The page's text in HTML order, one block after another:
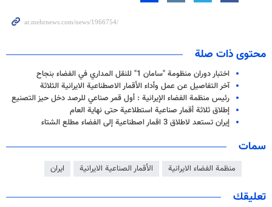
محتوى ذات صلة
اختبار دوران منظومة "سامان 1" للنقل المداري في الفضاء بنجاح
آخر التفاصيل عن عمل وأداء الأقمار الاصطناعية الايرانية الثلاثة
رئيس منظمة الفضاء الإيرانية : أول قمر صناعي للرصد دخل حيز التصنيع
إطلاق ثلاثة أقمار صناعية استطلاعية حتى نهاية العام
إيران تستعد لاطلاق 3 اقمار اصطناعية إلى الفضاء مطلع الشتاء
سمات
منظمة الفضاء الايرانية الأقمار الصناعية الايرانية ايران
تعليقك